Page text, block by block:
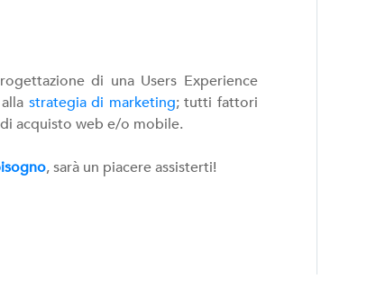
di una Users Experience
strategia di marketing; tutti fattori
acquisto web e/o mobile.
, sarà un piacere assisterti!